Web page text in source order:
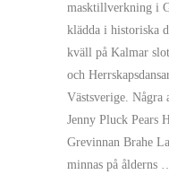
masktillverkning i
klädda i historiska
kväll på Kalmar
och
Västsverige. Några
Jenny Pluck Pears
Grevinnan Brahe
minnas på ålderns